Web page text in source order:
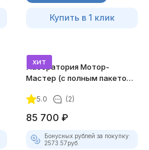
Купить в 1 клик
хит
Лаборатория Мотор-
Мастер (с полным пакетом
5.0 (2)
85 700 ₽
Бонусных рублей за покупку:
2573.57руб.